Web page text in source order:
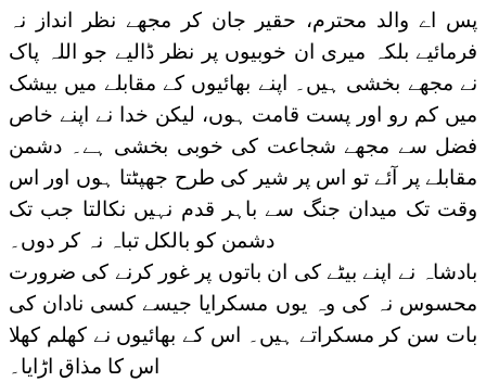
پس اے والد محترم، حقیر جان کر مجھے نظر انداز نہ
فرمائیے بلکہ میری ان خوبیوں پر نظر ڈالیے جو اللہ پاک
نے مجھے بخشی ہیں۔ اپنے بھائیوں کے مقابلے میں بیشک
میں کم رو اور پست قامت ہوں، لیکن خدا نے اپنے خاص
فضل سے مجھے شجاعت کی خوبی بخشی ہے۔ دشمن
مقابلے پر آئے تو اس پر شیر کی طرح جھپٹتا ہوں اور اس
وقت تک میدان جنگ سے باہر قدم نہیں نکالتا جب تک
دشمن کو بالکل تباہ نہ کر دوں۔
بادشاہ نے اپنے بیٹے کی ان باتوں پر غور کرنے کی ضرورت
محسوس نہ کی وہ یوں مسکرایا جیسے کسی نادان کی
بات سن کر مسکراتے ہیں۔ اس کے بھائیوں نے کھلم کھلا
اس کا مذاق اڑایا۔